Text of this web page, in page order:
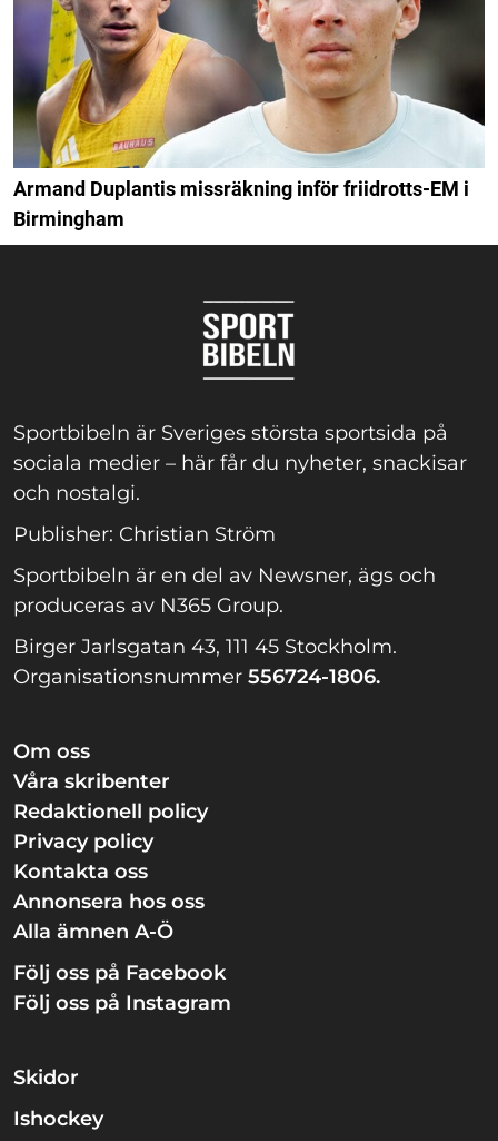
Armand Duplantis missräkning inför friidrotts-EM i
Birmingham
Sportbibeln är Sveriges största sportsida på
sociala medier – här får du nyheter, snackisar
och nostalgi.
Publisher: Christian Ström
Sportbibeln är en del av Newsner, ägs och
produceras av N365 Group.
Birger Jarlsgatan 43, 111 45 Stockholm.
Organisationsnummer 556724-1806.
Om oss
Våra skribenter
Redaktionell policy
Privacy policy
Kontakta oss
Annonsera hos oss
Alla ämnen A-Ö
Följ oss på Facebook
Följ oss på Instagram
Skidor
Ishockey